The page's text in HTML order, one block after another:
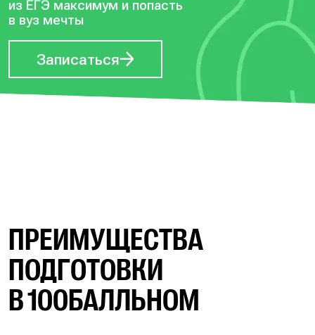
из ЕГЭ максимум и попасть
в вуз мечты
Записаться
ПРЕИМУЩЕСТВА
ПОДГОТОВКИ
В 100БАЛЛЬНОМ